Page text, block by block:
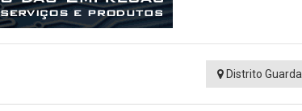
Distrito Guarda